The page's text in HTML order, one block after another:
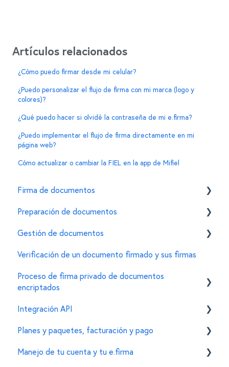
Artículos relacionados
¿Cómo puedo firmar desde mi celular?
¿Puedo personalizar el flujo de firma con mi marca (logo y
colores)?
¿Qué puedo hacer si olvidé la contraseña de mi e.firma?
¿Puedo implementar el flujo de firma directamente en mi
página web?
Cómo actualizar o cambiar la FIEL en la app de Mifiel
Firma de documentos
Cómo firmar un documento usando la e.firma en
Preparación de documentos
Invitar firmantes
Personalizar características de un documento
Gestión de documentos
General
Para administradores de documentos
Verificación de un documento firmado y sus firmas
Proceso de firma privado de documentos
encriptados
Creación de documentos encriptados
Firma de documentos encriptados
Configuración de organizaciones y cuentas
Integración API
General
Personalizaciones en el widget de firma
Planes y paquetes, facturación y pago
Funcionalidades
Manejo de tu cuenta y tu e.firma